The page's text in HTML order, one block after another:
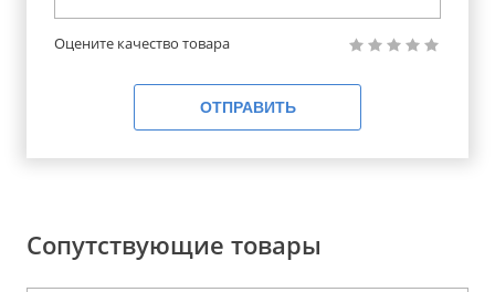
Оцените качество товара
ОТПРАВИТЬ
Сопутствующие товары